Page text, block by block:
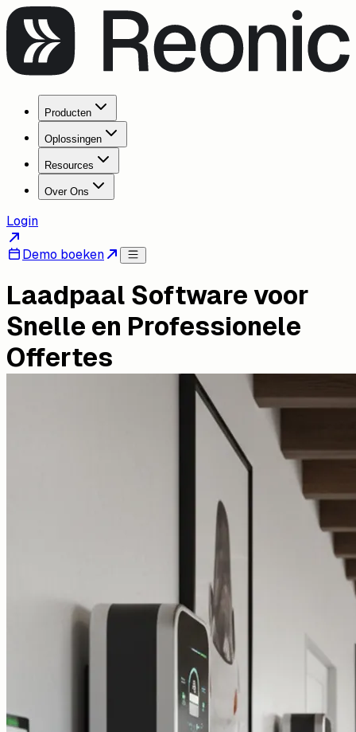
Producten
Oplossingen
Resources
Over Ons
Login
Demo boeken
Laadpaal Software voor
Snelle en Professionele
Offertes